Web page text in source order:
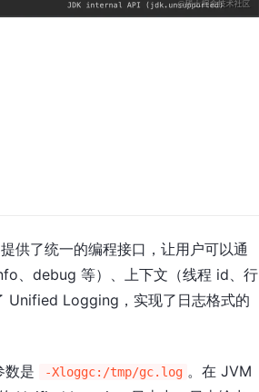
供了统一的编程接口，让用户可以通
、debug 等）、上下文（线程 id、行
Unified Logging，实现了日志格式的
数是 -Xloggc:/tmp/gc.log 。在 JVM